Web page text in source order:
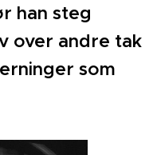
han steg
over andre tak
som